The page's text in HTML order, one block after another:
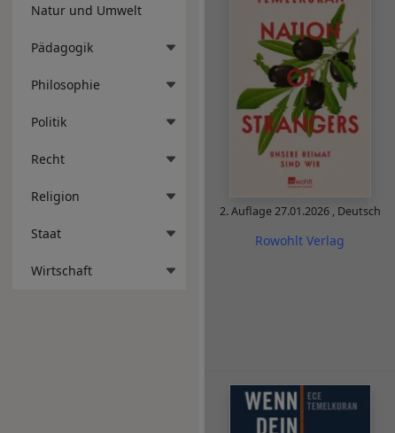
Natur und Umwelt
Pädagogik
Philosophie
Politik
Recht
Religion
Staat
Wirtschaft
2. Auflage27.01.2026 , Deutsch
Rowohlt Verlag